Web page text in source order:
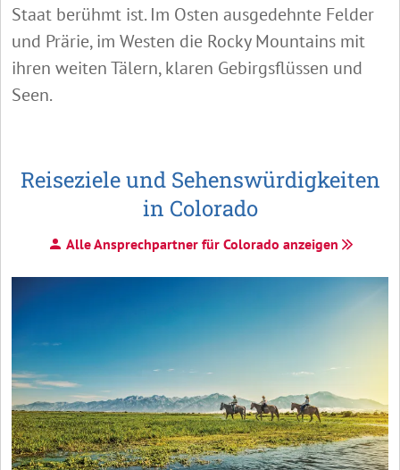
Staat berühmt ist. Im Osten ausgedehnte Felder
und Prärie, im Westen die Rocky Mountains mit
ihren weiten Tälern, klaren Gebirgsflüssen und
Seen.
Reiseziele und Sehenswürdigkeiten
in Colorado
Alle Ansprechpartner für Colorado anzeigen